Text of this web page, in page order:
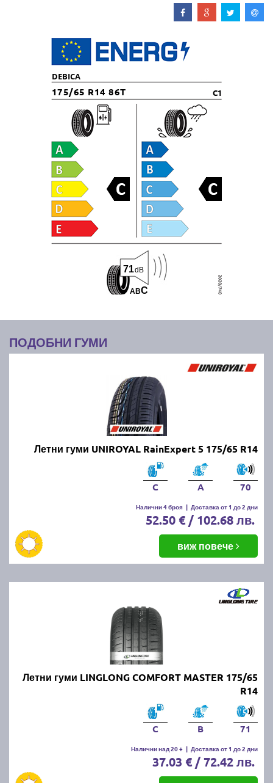
DEBICA
175/65 R14 86T C1
ABC
71dB
ПОДОБНИ ГУМИ
Летни гуми UNIROYAL RainExpert 5 175/65 R14
C A 70
Налични 4 броя | Доставка от 1 до 2 дни
52.50 € / 102.68 лв.
виж повече
Летни гуми LINGLONG COMFORT MASTER 175/65
R14
C B 71
Налични над 20 + | Доставка от 1 до 2 дни
37.03 € / 72.42 лв.